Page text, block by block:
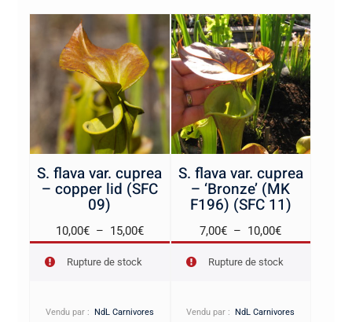
S. flava var. cuprea
– copper lid (SFC
09)
10,00€ – 15,00€Plage
à
Rupture de stock
Vendu par : NdL Carnivores
S. flava var. cuprea
– ‘Bronze’ (MK
F196) (SFC 11)
7,00€ – 10,00€Plage
à
Rupture de stock
Vendu par : NdL Carnivores